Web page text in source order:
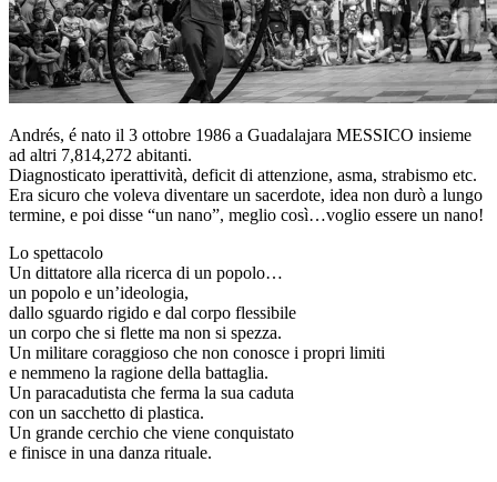
Andrés, é nato il 3 ottobre 1986 a Guadalajara MESSICO insieme
ad altri 7,814,272 abitanti.
Diagnosticato iperattività, deficit di attenzione, asma, strabismo etc.
Era sicuro che voleva diventare un sacerdote, idea non durò a lungo
termine, e poi disse “un nano”, meglio così…voglio essere un nano!
Lo spettacolo
Un dittatore alla ricerca di un popolo…
un popolo e un’ideologia,
dallo sguardo rigido e dal corpo flessibile
un corpo che si flette ma non si spezza.
Un militare coraggioso che non conosce i propri limiti
e nemmeno la ragione della battaglia.
Un paracadutista che ferma la sua caduta
con un sacchetto di plastica.
Un grande cerchio che viene conquistato
e finisce in una danza rituale.